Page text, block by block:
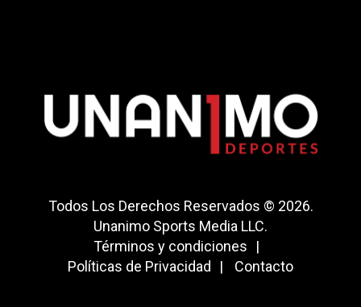
Todos Los Derechos Reservados © 2026.
Unanimo Sports Media LLC.
Términos y condiciones
Políticas de Privacidad
Contacto